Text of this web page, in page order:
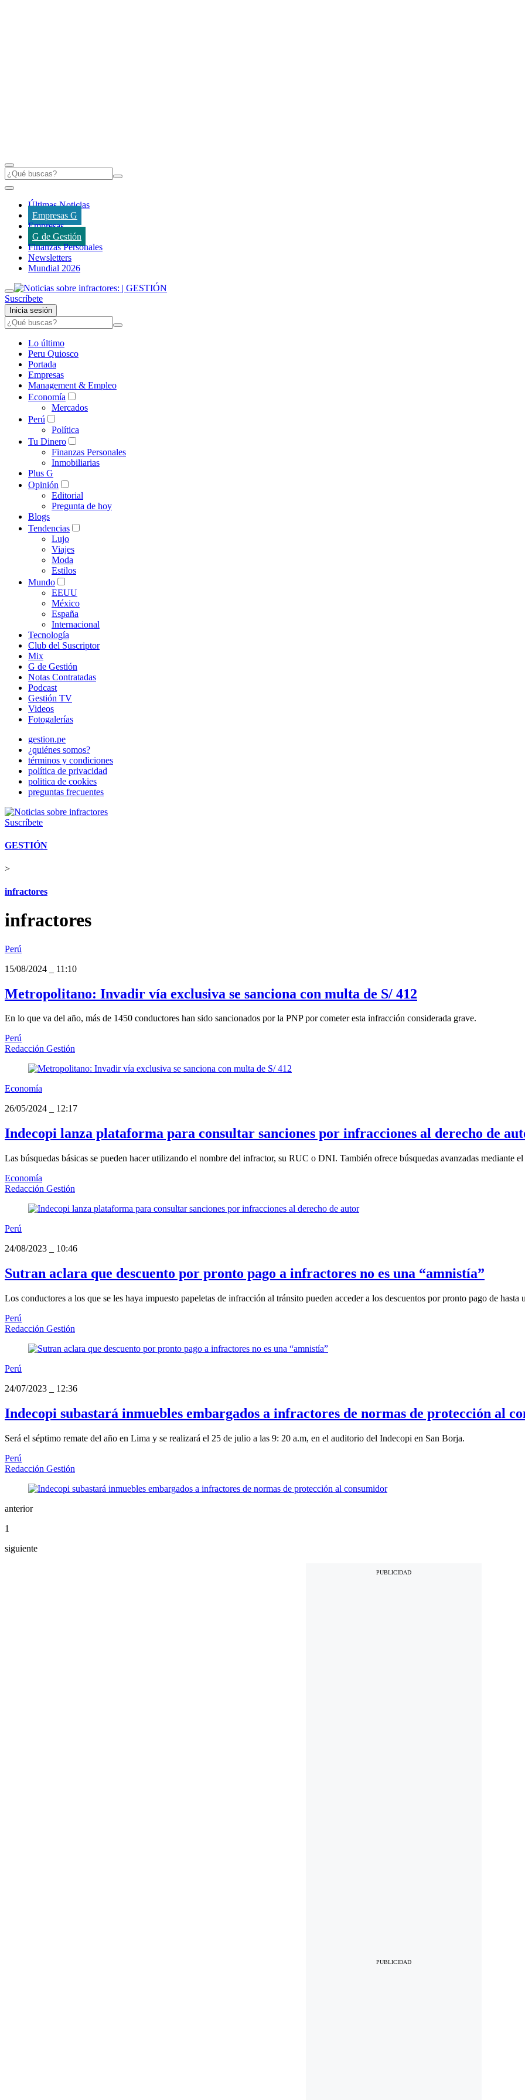
Últimas Noticias
Empresas G
Empresas
G de Gestión
Finanzas Personales
Newsletters
Mundial 2026
Suscríbete
Inicia sesión
Lo último
Peru Quiosco
Portada
Empresas
Management & Empleo
Economía
Mercados
Perú
Política
Tu Dinero
Finanzas Personales
Inmobiliarias
Plus G
Opinión
Editorial
Pregunta de hoy
Blogs
Tendencias
Lujo
Viajes
Moda
Estilos
Mundo
EEUU
México
España
Internacional
Tecnología
Club del Suscriptor
Mix
G de Gestión
Notas Contratadas
Podcast
Gestión TV
Videos
Fotogalerías
gestion.pe
¿quiénes somos?
términos y condiciones
política de privacidad
politica de cookies
preguntas frecuentes
Suscríbete
GESTIÓN
>
infractores
infractores
Perú
15/08/2024
11:10
Metropolitano: Invadir vía exclusiva se sanciona con multa de S/ 412
En lo que va del año, más de 1450 conductores han sido sancionados por la PNP por cometer esta infracción considerada grave.
Perú
Redacción Gestión
Economía
26/05/2024
12:17
Indecopi lanza plataforma para consultar sanciones por infracciones al derecho de
Las búsquedas básicas se pueden hacer utilizando el nombre del infractor, su RUC o DNI. También ofrece búsquedas avanzadas mediante
Economía
Redacción Gestión
Perú
24/08/2023
10:46
Sutran aclara que descuento por pronto pago a infractores no es una “amnistía”
Los conductores a los que se les haya impuesto papeletas de infracción al tránsito pueden acceder a los descuentos por pronto pago de hasta
Perú
Redacción Gestión
Perú
24/07/2023
12:36
Indecopi subastará inmuebles embargados a infractores de normas de protección al
Será el séptimo remate del año en Lima y se realizará el 25 de julio a las 9: 20 a.m, en el auditorio del Indecopi en San Borja.
Perú
Redacción Gestión
anterior
1
siguiente